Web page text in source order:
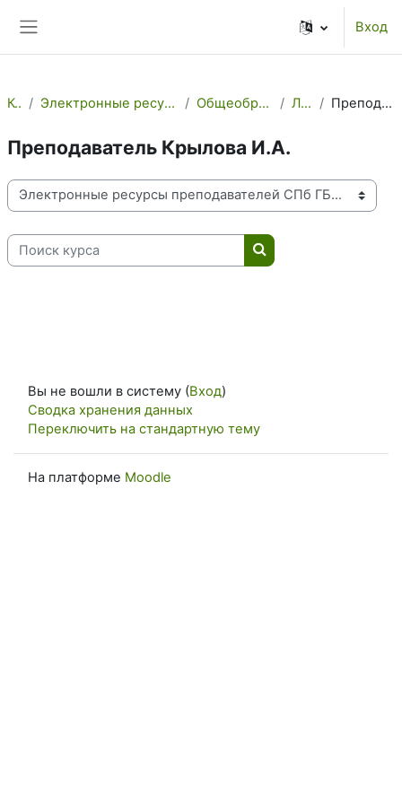
Вход
Курсы Электронные ресурсы преподавателей СПб ГБПОУ МК №3 Общеобразовательные Предметы Литература Преподаватель Крылова И.А.
Преподаватель Крылова И.А.
Категории курсов
Поиск курса
Поиск курса
Вы не вошли в систему (Вход)
Сводка хранения данных
Переключить на стандартную тему
На платформе Moodle